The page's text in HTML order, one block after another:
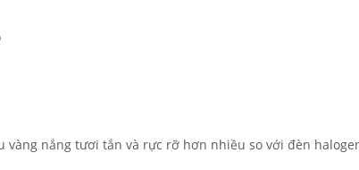
vàng nắng tươi tắn và rực rỡ hơn nhiều so với đèn